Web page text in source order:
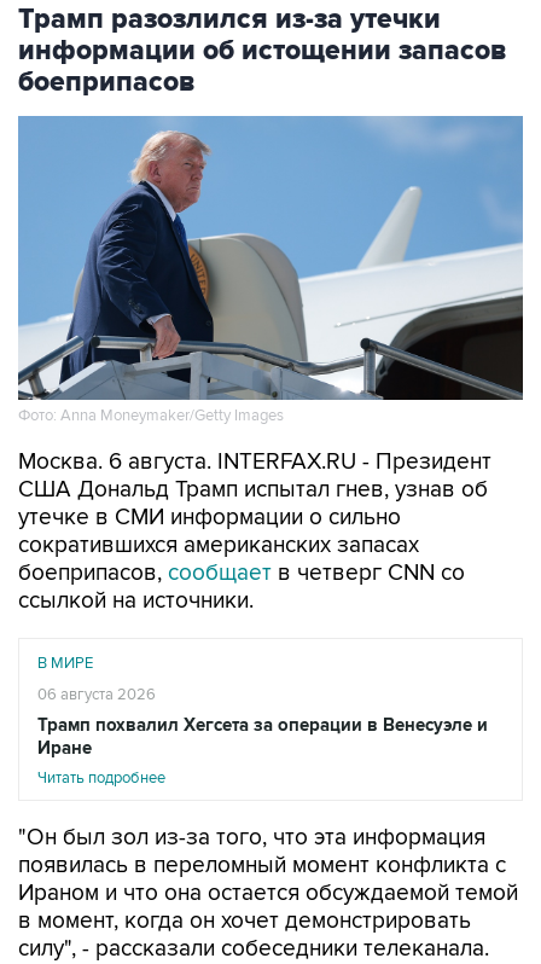
Трамп разозлился из-за утечки
информации об истощении запасов
боеприпасов
Фото: Anna Moneymaker/Getty Images
Москва. 6 августа. INTERFAX.RU - Президент
США Дональд Трамп испытал гнев, узнав об
утечке в СМИ информации о сильно
сократившихся американских запасах
боеприпасов, сообщает в четверг CNN со
ссылкой на источники.
В МИРЕ
06 августа 2026
Трамп похвалил Хегсета за операции в Венесуэле и
Иране
Читать подробнее
"Он был зол из-за того, что эта информация
появилась в переломный момент конфликта с
Ираном и что она остается обсуждаемой темой
в момент, когда он хочет демонстрировать
силу", - рассказали собеседники телеканала.